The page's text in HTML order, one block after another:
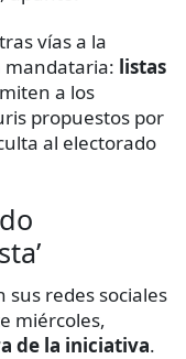
vías a la
mandataria: listas
a los
propuestos por
al electorado
sus redes sociales
miércoles,
de la iniciativa.